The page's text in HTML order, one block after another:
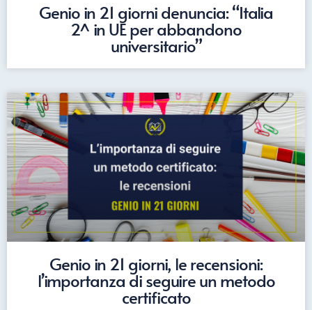
Genio in 21 giorni denuncia: “Italia
2^ in UE per abbandono
universitario”
Genio in 21 giorni, le recensioni:
l’importanza di seguire un metodo
certificato